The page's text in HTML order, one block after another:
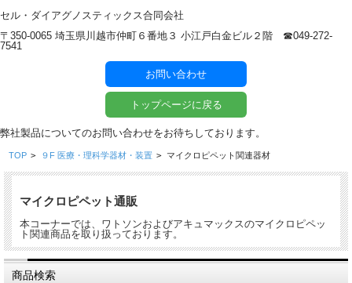
セル・ダイアグノスティックス合同会社
〒350-0065 埼玉県川越市仲町６番地３ 小江戸白金ビル２階 ☎︎049-272-
7541
お問い合わせ
トップページに戻る
弊社製品についてのお問い合わせをお待ちしております。
TOP > ９F 医療・理科学器材・装置 > マイクロピペット関連器材
マイクロピペット通販
本コーナーでは、ワトソンおよびアキュマックスのマイクロピペッ
ト関連商品を取り扱っております。
商品検索